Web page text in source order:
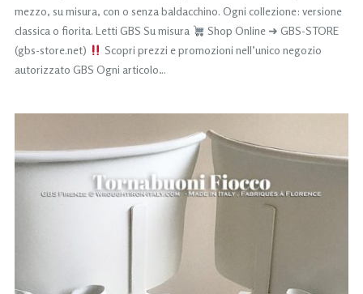
mezzo, su misura, con o senza baldacchino. Ogni collezione: versione
classica o fiorita. Letti GBS Su misura
Shop Online ➜ GBS-STORE
(gbs-store.net)
Scopri prezzi e promozioni nell’unico negozio
autorizzato GBS Ogni articolo…